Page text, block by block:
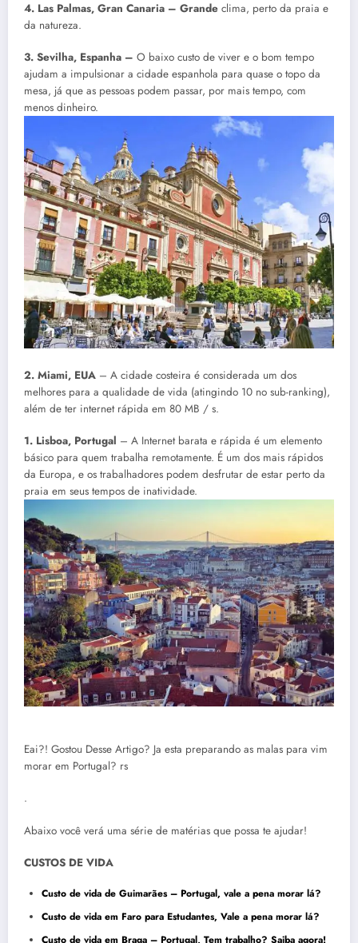
4. Las Palmas, Gran Canaria – Grande clima, perto da praia e
da natureza.
3. Sevilha, Espanha – O baixo custo de viver e o bom tempo
ajudam a impulsionar a cidade espanhola para quase o topo da
mesa, já que as pessoas podem passar, por mais tempo, com
menos dinheiro.
2. Miami, EUA – A cidade costeira é considerada um dos
melhores para a qualidade de vida (atingindo 10 no sub-ranking),
além de ter internet rápida em 80 MB / s.
1. Lisboa, Portugal – A Internet barata e rápida é um elemento
básico para quem trabalha remotamente. É um dos mais rápidos
da Europa, e os trabalhadores podem desfrutar de estar perto da
praia em seus tempos de inatividade.
Eai?! Gostou Desse Artigo? Ja esta preparando as malas para vim
morar em Portugal? rs
.
Abaixo você verá uma série de matérias que possa te ajudar!
CUSTOS DE VIDA
Custo de vida de Guimarães – Portugal, vale a pena morar lá?
Custo de vida em Faro para Estudantes, Vale a pena morar lá?
Custo de vida em Braga – Portugal, Tem trabalho? Saiba agora!